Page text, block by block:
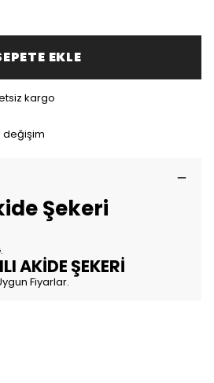
EKLE
kargo
değişim
Şekeri
AKİDE ŞEKERİ
Fiyarlar.